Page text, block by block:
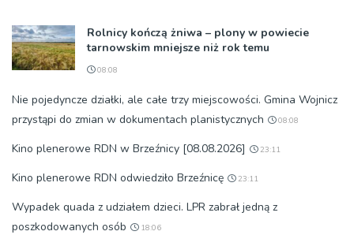
Rolnicy kończą żniwa – plony w powiecie
tarnowskim mniejsze niż rok temu
08:08
Nie pojedyncze działki, ale całe trzy miejscowości. Gmina Wojnicz
przystąpi do zmian w dokumentach planistycznych
08:08
Kino plenerowe RDN w Brzeźnicy [08.08.2026] 23:11
Kino plenerowe RDN odwiedziło Brzeźnicę 23:11
Wypadek quada z udziałem dzieci. LPR zabrał jedną z
poszkodowanych osób
18:06